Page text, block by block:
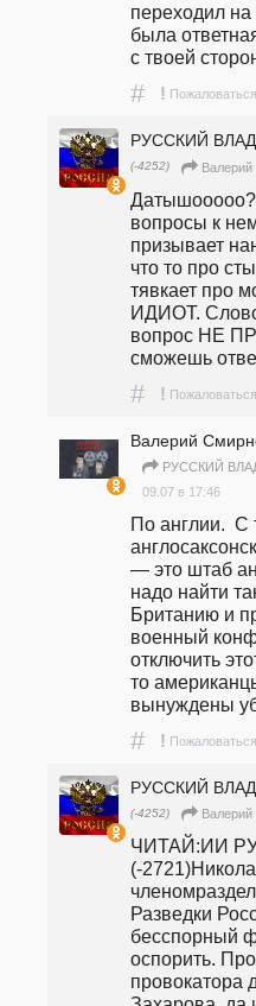
переходил на
была
с твоей
# ! Пожаловаться
РУССКИЙ
(-4252)
Датышооооо?
вопросы к
призывает
что то про
тявкает про
ИДИОТ. Слово
вопрос НЕ
сможешь
# ! Пожаловаться
Валерий
РУССКИЙ
09.07 в 17:46
По англии.  С
— это штаб
надо найти
Британию и
военный
отключить
то
вынуждены
# ! Пожаловаться
РУССКИЙ
(-4252)
ЧИТАЙ:ИИ
(-
Разведки
бесспорный
оспорить.
провокатора